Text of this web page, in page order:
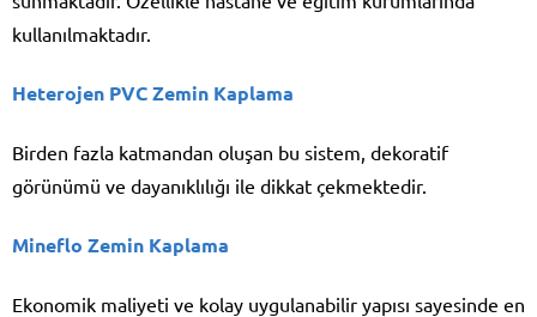
kullanılmaktadır.
Heterojen PVC Zemin Kaplama
Birden fazla katmandan oluşan bu sistem, dekoratif
görünümü ve dayanıklılığı ile dikkat çekmektedir.
Mineflo Zemin Kaplama
Ekonomik maliyeti ve kolay uygulanabilir yapısı sayesinde en